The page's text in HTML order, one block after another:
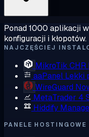
Ponad 1000 aplikacji
konfiguracji i kłopotów.
NAJCZĘŚCIEJ
MikroTik CHR
aaPanel Lekki
WireGuard
MetaTrader 4
Hiddify
PANELE HOSTINGOWE